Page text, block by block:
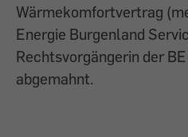
Wärmekomfortvertrag
Energie Burgenland
Rechtsvorgängerin der
abgemahnt.